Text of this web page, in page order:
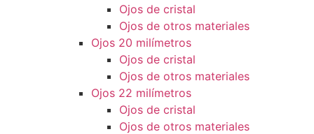
Ojos de cristal
Ojos de otros materiales
Ojos 20 milímetros
Ojos de cristal
Ojos de otros materiales
Ojos 22 milímetros
Ojos de cristal
Ojos de otros materiales